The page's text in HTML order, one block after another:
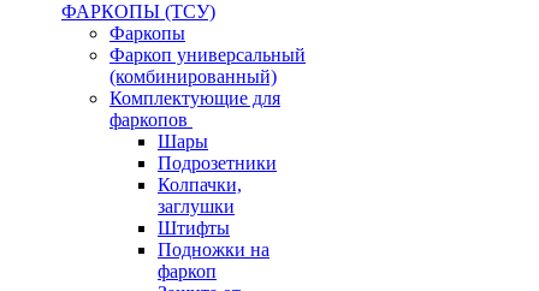
ФАРКОПЫ (ТСУ)
Фаркопы
Фаркоп универсальный
(комбинированный)
Комплектующие для
фаркопов
Шары
Подрозетники
Колпачки,
заглушки
Штифты
Подножки на
фаркоп